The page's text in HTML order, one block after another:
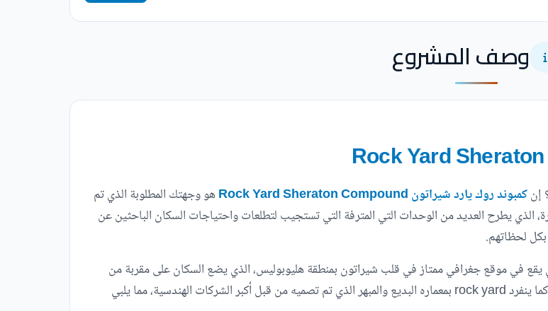
وصف المشروع
إنكمبوند روك يارد شيراتون Rock Yard Sheraton Compound
هو وجهتك المطلوبة الذي تم
الذي يطرح العديد من الوحدات التي المترفة التي تستجيب لتطلعات واحتياجات السكان الباحثين عن
لحظاتهم.
في موقع جغرافي ممتاز في قلب شيراتون بمنطقة هليوبوليس، الذي يضع السكان على مقربة من
المناطق الخدمية والمرافق الترفيهية، مما يعزز شعورهم بالراحة والرضا، كما ينفرد rock yard بمعماره البديع والمبهر الذي تم تصميه من قبل أكبر الشركات الهندسية، مما يلبي